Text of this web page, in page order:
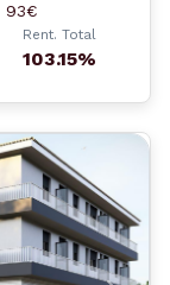
93€
Rent. Total
103.15%